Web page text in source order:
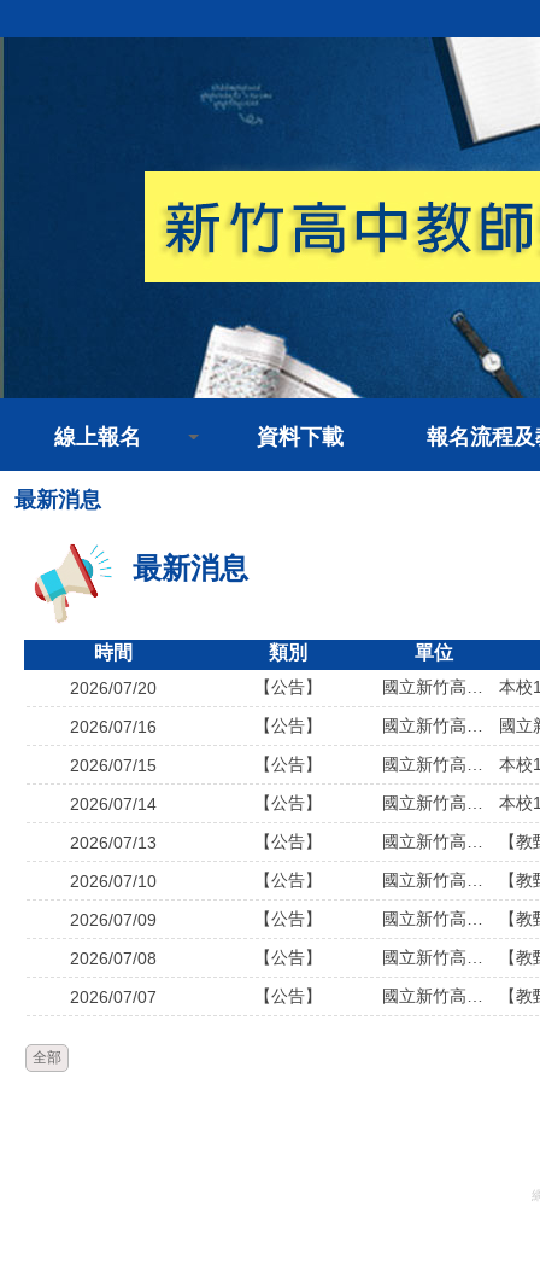
線上報名 資料下載 報名流程及
最新消息
最新消息
時間 類別 單位
2026/07/20 【公告】 本校
2026/07/16 【公告】 國立
2026/07/15 【公告】 本校
2026/07/14 【公告】 本校
2026/07/13 【公告】
2026/07/10 【公告】
2026/07/09 【公告】
2026/07/08 【公告】
2026/07/07 【公告】 【
全部